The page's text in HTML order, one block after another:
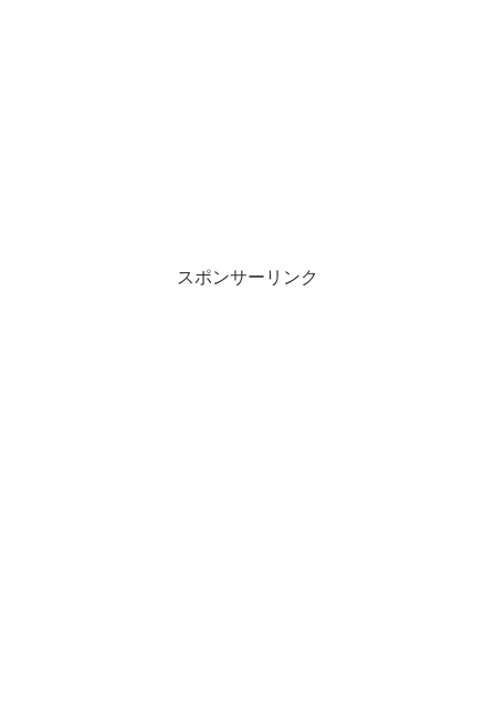
スポンサーリンク